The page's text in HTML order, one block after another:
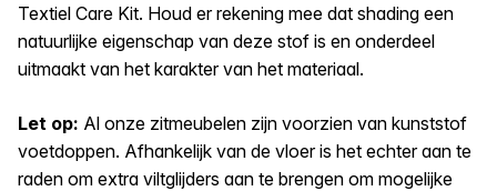
Textiel Care Kit. Houd er rekening mee dat shading een
natuurlijke eigenschap van deze stof is en onderdeel
uitmaakt van het karakter van het materiaal.
Let op: Al onze zitmeubelen zijn voorzien van kunststof
voetdoppen. Afhankelijk van de vloer is het echter aan te
raden om extra viltglijders aan te brengen om mogelijke